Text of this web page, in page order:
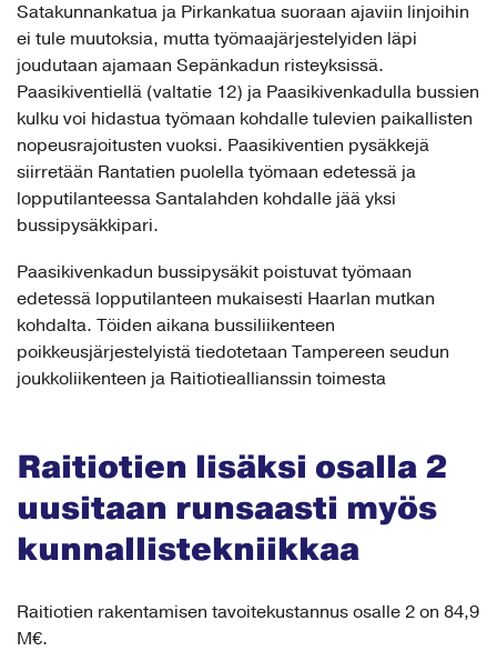
Satakunnankatua ja Pirkankatua suoraan ajaviin linjoihin
ei tule muutoksia, mutta työmaajärjestelyiden läpi
joudutaan ajamaan Sepänkadun risteyksissä.
Paasikiventiellä (valtatie 12) ja Paasikivenkadulla bussien
kulku voi hidastua työmaan kohdalle tulevien paikallisten
nopeusrajoitusten vuoksi. Paasikiventien pysäkkejä
siirretään Rantatien puolella työmaan edetessä ja
lopputilanteessa Santalahden kohdalle jää yksi
bussipysäkkipari.
Paasikivenkadun bussipysäkit poistuvat työmaan
edetessä lopputilanteen mukaisesti Haarlan mutkan
kohdalta. Töiden aikana bussiliikenteen
poikkeusjärjestelyistä tiedotetaan Tampereen seudun
joukkoliikenteen ja Raitiotieallianssin toimesta
Raitiotien lisäksi osalla 2
uusitaan runsaasti myös
kunnallistekniikkaa
Raitiotien rakentamisen tavoitekustannus osalle 2 on 84,9
M€.